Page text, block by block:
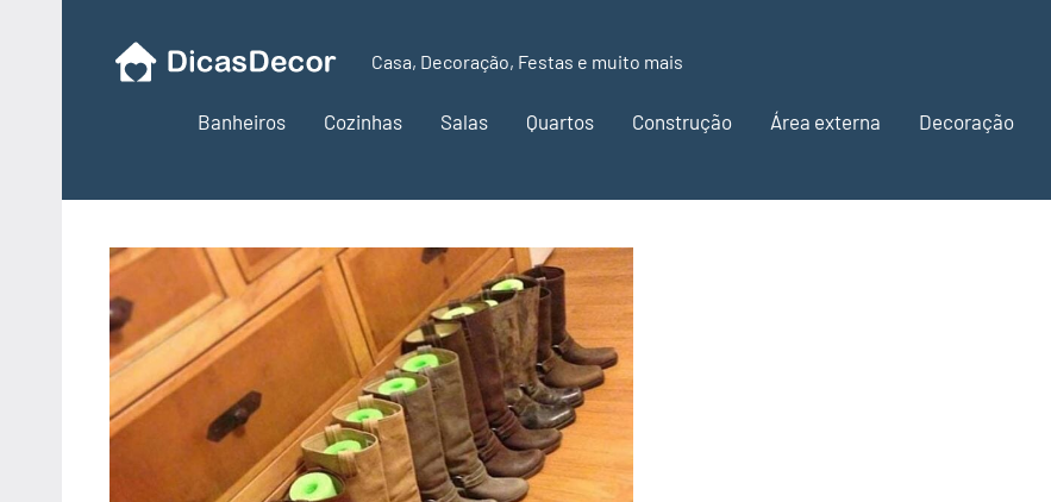
Casa, Decoração, Festas e muito mais
Banheiros Cozinhas Salas Quartos Construção Área externa Decoração